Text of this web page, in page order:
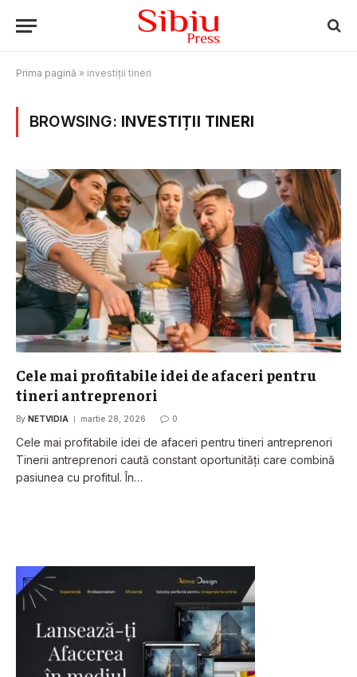
Prima pagină » investiții tineri
BROWSING: INVESTIȚII TINERI
Cele mai profitabile idei de afaceri pentru
tineri antreprenori
By NETVIDIA martie 28, 2026 0
Cele mai profitabile idei de afaceri pentru tineri antreprenori
Tinerii antreprenori caută constant oportunități care combină
pasiunea cu profitul. În…